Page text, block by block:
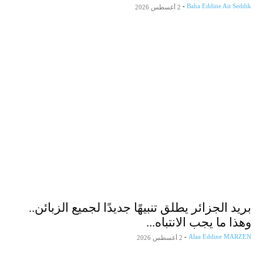
من زيارة والي وهران لمصنع vivo في الجزائر
Baha Eddine Ait Seddik
- 2 أغسطس 2026
بريد الجزائر يطلق تنبيهًا جديدًا لجميع الزبائن..
وهذا ما يجب الانتباه...
Alaa Eddine MARZEN
- 2 أغسطس 2026